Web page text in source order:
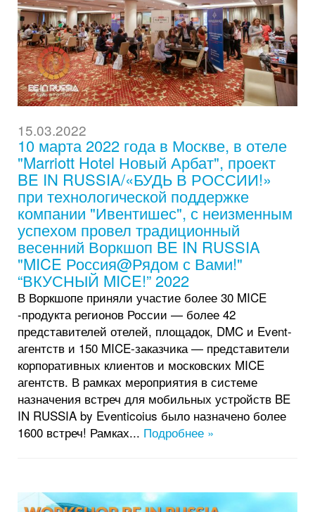
15.03.2022
10 марта 2022 года в Москве, в отеле
"Marriott Hotel Новый Арбат", проект
BE IN RUSSIA/«БУДЬ В РОССИИ!»
при технологической поддержке
компании "Ивентишес", с неизменным
успехом провел традиционный
весенний Воркшоп BE IN RUSSIA
"MICE Россия@Рядом с Вами!"
“ВКУСНЫЙ MICE!” 2022
В Воркшопе приняли участие более 30 MICE
-продукта регионов России — более 42
представителей отелей, площадок, DMC и Event-
агентств и 150 MICE-заказчика — представители
корпоративных клиентов и московских MICE
агентств. В рамках мероприятия в системе
назначения встреч для мобильных устройств BE
IN RUSSIA by Eventicoius было назначено более
1600 встреч! Рамках... Подробнее »